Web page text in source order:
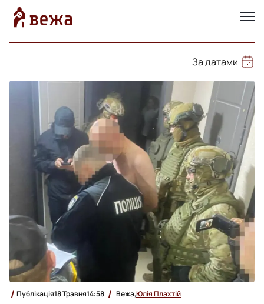
За датами
Публікація18 Травня14:58 Вежа,Юлія Плахтій